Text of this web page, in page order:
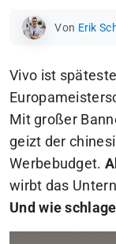
Von Erik
Vivo ist
Mit großer
geizt der
Werbebudget.
wirbt das
Und wie